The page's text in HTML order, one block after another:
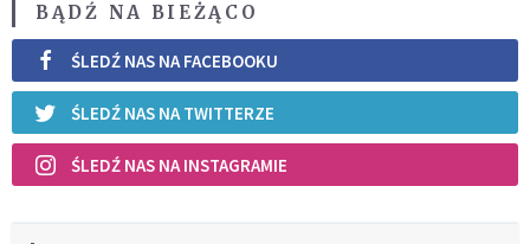
BĄDŹ NA BIEŻĄCO
ŚLEDŹ NAS NA FACEBOOKU
ŚLEDŹ NAS NA TWITTERZE
ŚLEDŹ NAS NA INSTAGRAMIE